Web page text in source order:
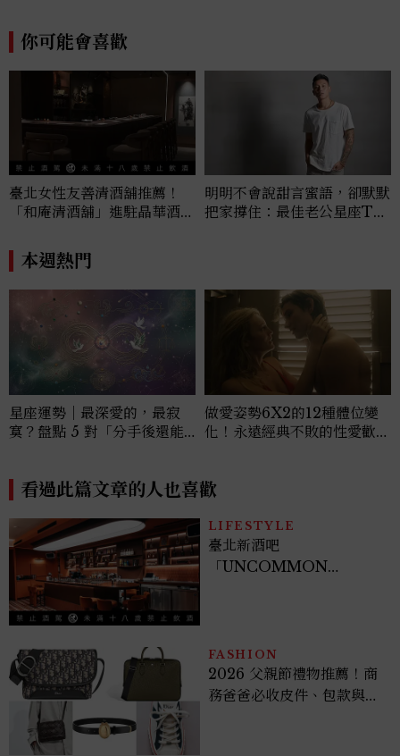
你可能會喜歡
臺北女性友善清酒舖推薦！
「和庵清酒舖」進駐晶華酒
180元起輕鬆微醺
明明不會說甜言蜜語，卻默默
把家撐住：最佳老公星座TO
本週熱門
星座運勢｜最深愛的，最寂
寞？盤點 5 對「分手後還能
做愛姿勢6X2的12種體位變
化！永遠經典不敗的性愛歡愉
看過此篇文章的人也喜歡
LIFESTYLE
臺北新酒吧
「UNCOMMON
FASHION
2026 父親節禮物推薦！商
務爸爸必收皮件、包款與鞋